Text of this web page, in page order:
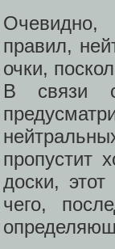
Очевидно,
правил,
очки,
В связи
пропустит
доски, этот
чего,